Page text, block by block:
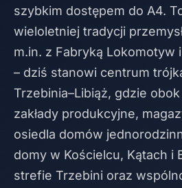
szybkim dostępem do A4.
wieloletniej tradycji
m.in. z Fabryką Lokomotyw
– dziś stanowi centrum
Trzebinia–Libiąż, gdzie
zakłady produkcyjne,
osiedla domów
domy w Kościelcu, Kątach i
strefie Trzebini oraz